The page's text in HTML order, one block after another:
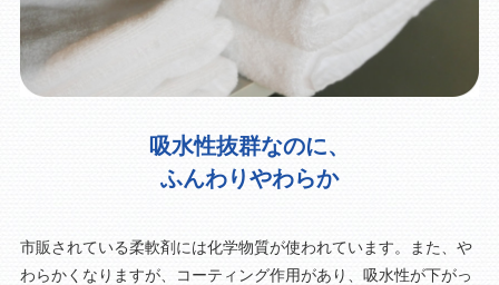
吸水性抜群なのに、
ふんわりやわらか
市販されている柔軟剤には化学物質が使われています。また、や
わらかくなりますが、コーティング作用があり、吸水性が下がっ